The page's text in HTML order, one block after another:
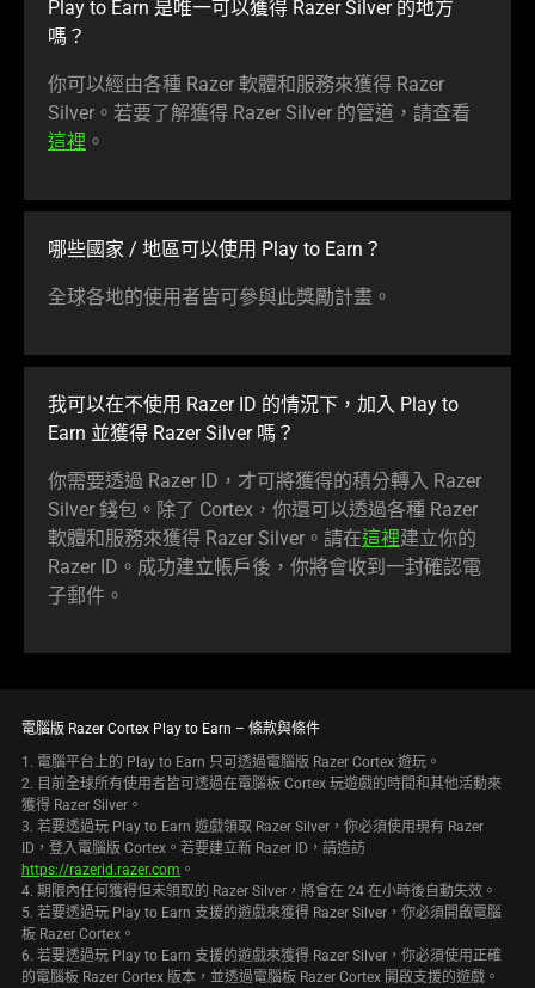
Play to Earn 是唯一可以獲得 Razer Silver 的地方
嗎？
你可以經由各種 Razer 軟體和服務來獲得 Razer
Silver。若要了解獲得 Razer Silver 的管道，請查看
這裡 。
哪些國家 / 地區可以使用 Play to Earn？
全球各地的使用者皆可參與此獎勵計畫。
我可以在不使用 Razer ID 的情況下，加入 Play to
Earn 並獲得 Razer Silver 嗎？
你需要透過 Razer ID，才可將獲得的積分轉入 Razer
Silver 錢包。除了 Cortex，你還可以透過各種 Razer
軟體和服務來獲得 Razer Silver。請在這裡建立你的
Razer ID。成功建立帳戶後，你將會收到一封確認電
子郵件。
電腦版 Razer Cortex Play to Earn – 條款與條件
1. 電腦平台上的 Play to Earn 只可透過電腦版 Razer Cortex 遊玩。
2. 目前全球所有使用者皆可透過在電腦板 Cortex 玩遊戲的時間和其他活動來
獲得 Razer Silver。
3. 若要透過玩 Play to Earn 遊戲領取 Razer Silver，你必須使用現有 Razer
ID，登入電腦版 Cortex。若要建立新 Razer ID，請造訪
https://razerid.razer.com 。
4. 期限內任何獲得但未領取的 Razer Silver，將會在 24 在小時後自動失效。
5. 若要透過玩 Play to Earn 支援的遊戲來獲得 Razer Silver，你必須開啟電腦
板 Razer Cortex。
6. 若要透過玩 Play to Earn 支援的遊戲來獲得 Razer Silver，你必須使用正確
的電腦板 Razer Cortex 版本，並透過電腦板 Razer Cortex 開啟支援的遊戲。